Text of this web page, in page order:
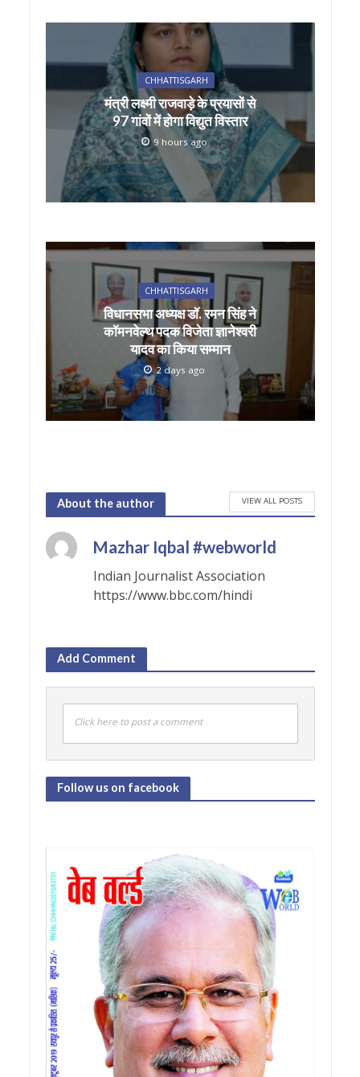
CHHATTISGARH
मंत्री लक्ष्मी राजवाड़े के प्रयासों से
97 गांवों में होगा विद्युत विस्तार
9 hours ago
CHHATTISGARH
विधानसभा अध्यक्ष डॉ. रमन सिंह ने
कॉमनवेल्थ पदक विजेता ज्ञानेश्वरी
यादव का किया सम्मान
2 days ago
About the author VIEW ALL POSTS
Mazhar Iqbal #webworld
Indian Journalist Association
https://www.bbc.com/hindi
Add Comment
Click here to post a comment
Follow us on facebook